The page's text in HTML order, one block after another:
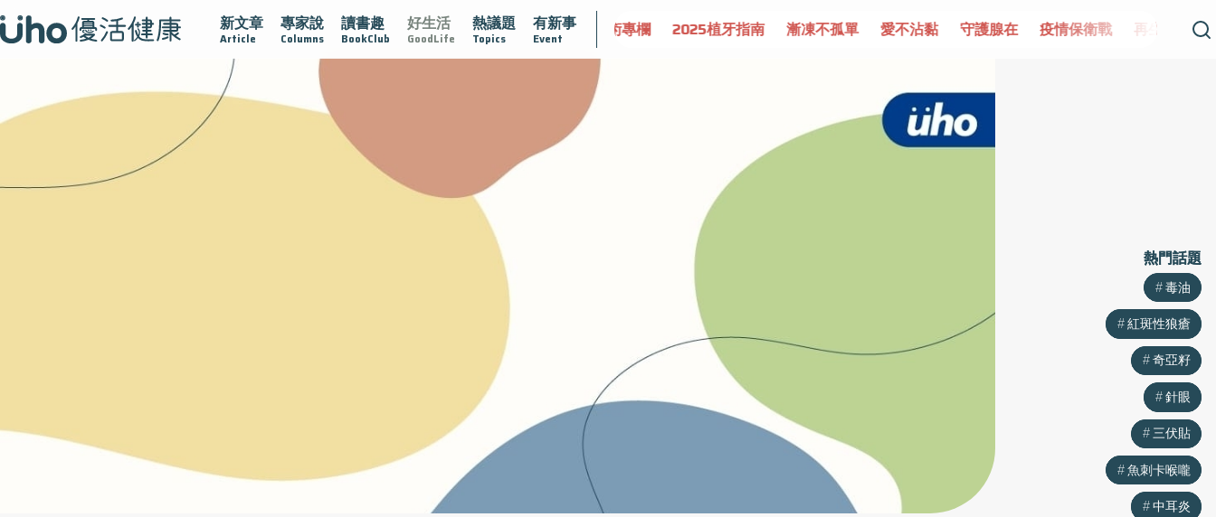
新文章
Article
專家說
Columns
讀書趣
BookClub
好生活
GoodLife
熱議題
Topics
有新事
Event
疫情保衛戰 再生醫學 愛的未來視 認識攝護腺肥大 守護骨骼健康 達文西手術專欄 2025植牙指南 漸凍不孤單 愛不沾黏 守護腺在 疫情保衛戰 再生醫學 愛的
熱門話題
毒油
紅斑性狼瘡
奇亞籽
針眼
三伏貼
魚刺卡喉嚨
中耳炎
熱門話題
毒油
紅斑性狼瘡
奇亞籽
針眼
三伏貼
魚刺卡喉嚨
中耳炎